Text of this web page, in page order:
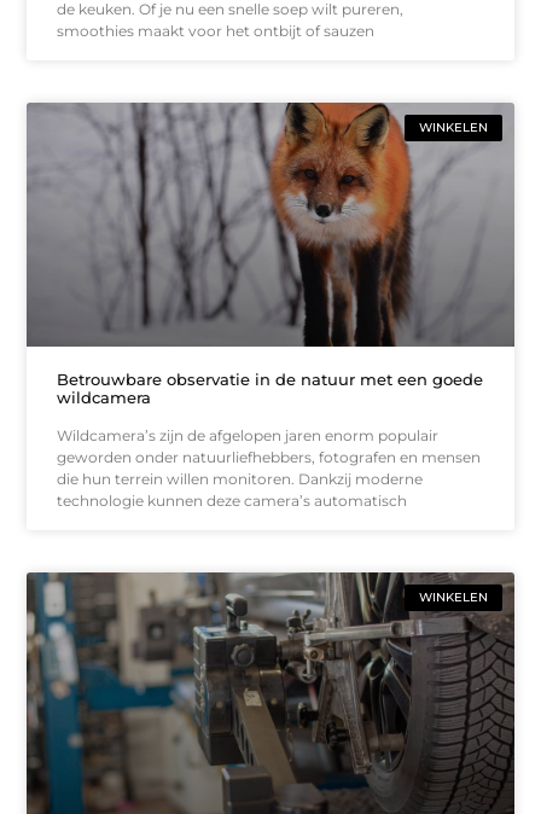
de keuken. Of je nu een snelle soep wilt pureren,
smoothies maakt voor het ontbijt of sauzen
WINKELEN
Betrouwbare observatie in de natuur met een goede
wildcamera
Wildcamera’s zijn de afgelopen jaren enorm populair
geworden onder natuurliefhebbers, fotografen en mensen
die hun terrein willen monitoren. Dankzij moderne
technologie kunnen deze camera’s automatisch
WINKELEN